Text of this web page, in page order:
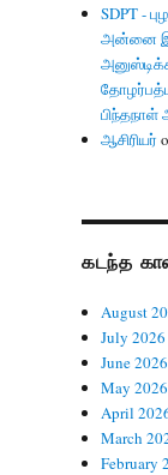
SDPT -
அன்னை
பிந்தநாள்
ஆசிரியர்
கடந்த
August
July 2026
June 2026
May 2026
April
March
February